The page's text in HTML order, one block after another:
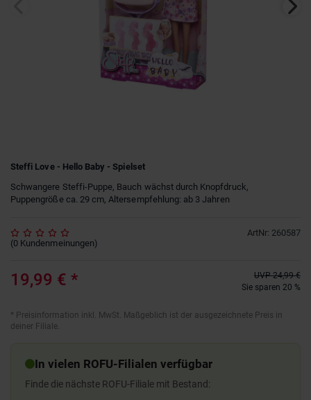
Steffi Love - Hello Baby - Spielset
Schwangere Steffi-Puppe, Bauch wächst durch Knopfdruck,
Puppengröße ca. 29 cm, Altersempfehlung: ab 3 Jahren
ArtNr: 260587
(0 Kundenmeinungen)
19,99 € * UVP 24,99 €
Sie sparen 20 %
* Preisinformation inkl. MwSt. Maßgeblich ist der ausgezeichnete Preis in
deiner Filiale.
In vielen ROFU-Filialen verfügbar
Finde die nächste ROFU-Filiale mit Bestand: